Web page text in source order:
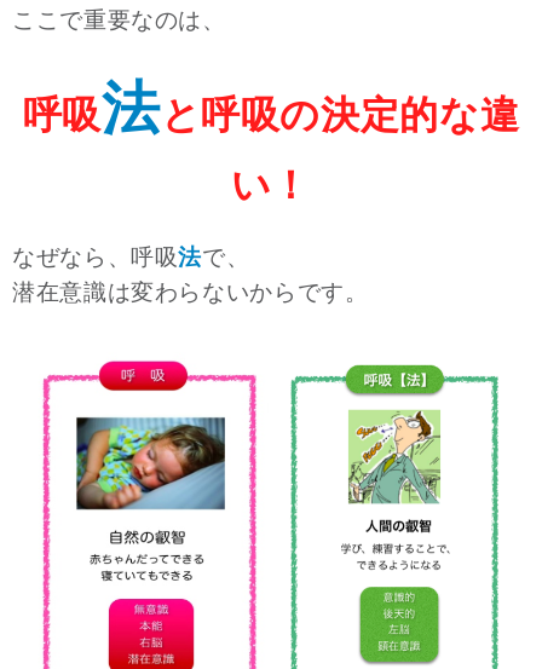
ここで重要なのは、
呼吸法と呼吸の決定的な違
い！
なぜなら、呼吸法で、
潜在意識は変わらないからです。